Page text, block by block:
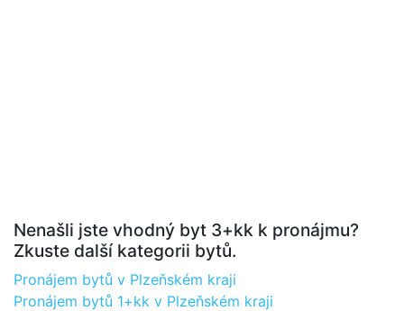
Nenašli jste vhodný byt 3+kk k pronájmu?
Zkuste další kategorii bytů.
Pronájem bytů v Plzeňském kraji
Pronájem bytů 1+kk v Plzeňském kraji